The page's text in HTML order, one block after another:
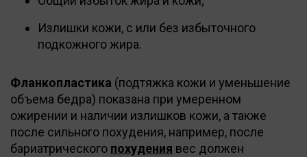
Излишки кожи, с или без избыточного
подкожного жира.
Фланкопластика (подтяжка кожи и уменьшение
объема бедра) показана при умеренном
ожирении и наличии излишков кожи, а также
после сильного похудения, например, после
бариатрического похудения вес должен